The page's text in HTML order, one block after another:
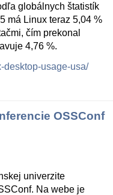
globálnych štatistík
má Linux teraz 5,04 %
čím prekonal
4,76 %.
desktop-usage-usa/
OSSConf
univerzite
Na webe je